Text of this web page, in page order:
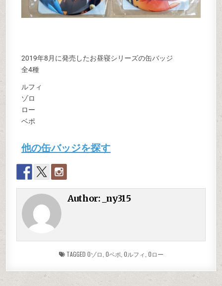
2019年8月に発売したお昼寝シリーズの缶バッジ
全4種
ルフィ
ゾロ
ロー
ベポ
他の缶バッジを探す
Author: _ny315
TAGGED Oゾロ Oベポ Oルフィ Oロー